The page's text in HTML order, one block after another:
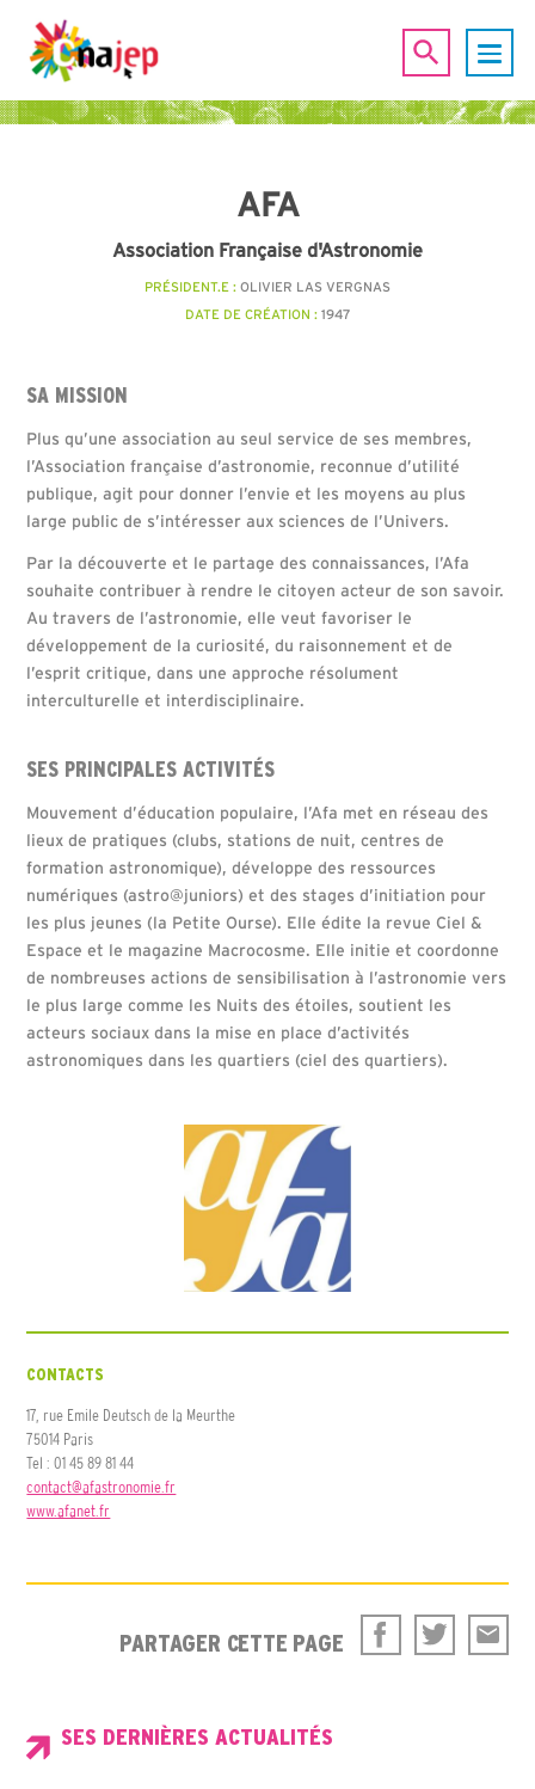
AFA
Association Française d'Astronomie
PRÉSIDENT.E : OLIVIER LAS VERGNAS
DATE DE CRÉATION :1947
SA MISSION
Plus qu’une association au seul service de ses membres,
l’Association française d’astronomie, reconnue d’utilité
publique, agit pour donner l’envie et les moyens au plus
large public de s’intéresser aux sciences de l’Univers.
Par la découverte et le partage des connaissances, l’Afa
souhaite contribuer à rendre le citoyen acteur de son savoir.
Au travers de l’astronomie, elle veut favoriser le
développement de la curiosité, du raisonnement et de
l’esprit critique, dans une approche résolument
interculturelle et interdisciplinaire.
SES PRINCIPALES ACTIVITÉS
Mouvement d’éducation populaire, l’Afa met en réseau des
lieux de pratiques (clubs, stations de nuit, centres de
formation astronomique), développe des ressources
numériques (astro@juniors) et des stages d’initiation pour
les plus jeunes (la Petite Ourse). Elle édite la revue Ciel &
Espace et le magazine Macrocosme. Elle initie et coordonne
de nombreuses actions de sensibilisation à l’astronomie vers
le plus large comme les Nuits des étoiles, soutient les
acteurs sociaux dans la mise en place d’activités
astronomiques dans les quartiers (ciel des quartiers).
CONTACTS
17, rue Emile Deutsch de la Meurthe
75014 Paris
Tel : 01 45 89 81 44
contact@afastronomie.fr
www.afanet.fr
PARTAGER CETTE PAGE
SES DERNIÈRES ACTUALITÉS